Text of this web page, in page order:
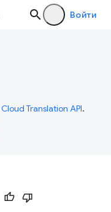
Войти
Cloud Translation API.